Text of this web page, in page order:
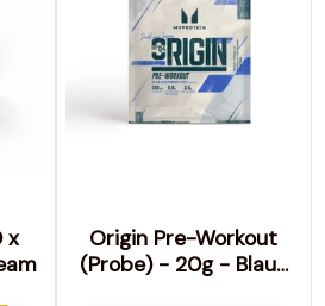
x
Origin Pre-Workout
(Probe) - 20g - Blaue